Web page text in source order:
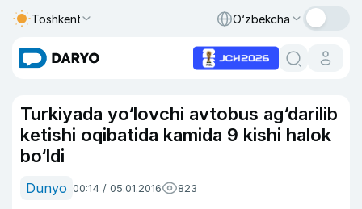
Toshkent O‘zbekcha
Turkiyada yo‘lovchi avtobus ag‘darilib
ketishi oqibatida kamida 9 kishi halok
bo‘ldi
Dunyo 00:14 / 05.01.2016 823